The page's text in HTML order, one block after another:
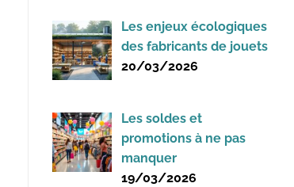
Les enjeux écologiques
des fabricants de jouets
20/03/2026
Les soldes et
promotions à ne pas
manquer
19/03/2026